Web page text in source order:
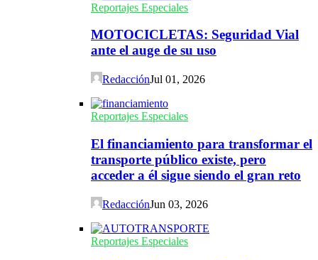
Reportajes Especiales
MOTOCICLETAS: Seguridad Vial
ante el auge de su uso
RedacciónJul 01, 2026
Reportajes Especiales
El financiamiento para transformar el
transporte público existe, pero
acceder a él sigue siendo el gran reto
RedacciónJun 03, 2026
Reportajes Especiales